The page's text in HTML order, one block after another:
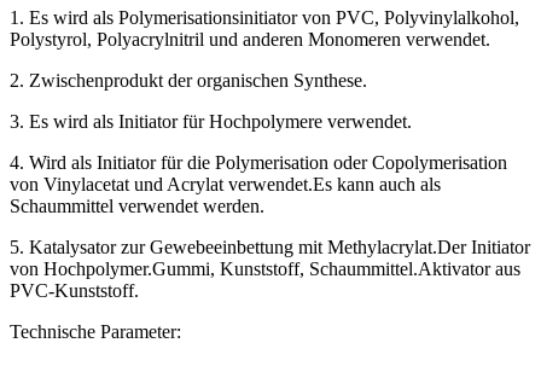
1. Es wird als Polymerisationsinitiator von PVC, Polyvinylalkohol,
Polystyrol, Polyacrylnitril und anderen Monomeren verwendet.
2. Zwischenprodukt der organischen Synthese.
3. Es wird als Initiator für Hochpolymere verwendet.
4. Wird als Initiator für die Polymerisation oder Copolymerisation
von Vinylacetat und Acrylat verwendet.Es kann auch als
Schaummittel verwendet werden.
5. Katalysator zur Gewebeeinbettung mit Methylacrylat.Der Initiator
von Hochpolymer.Gummi, Kunststoff, Schaummittel.Aktivator aus
PVC-Kunststoff.
Technische Parameter: